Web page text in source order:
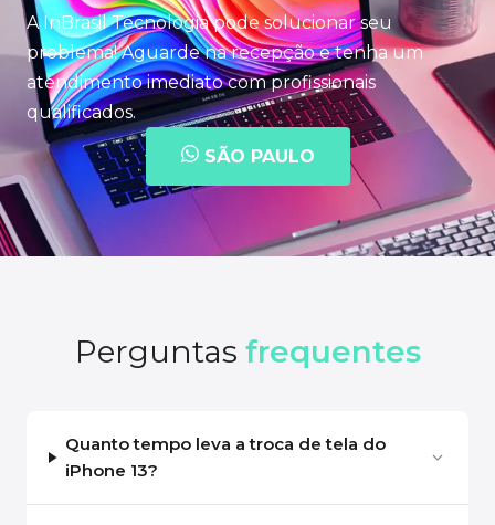
A InBrasil Tecnologia pode solucionar seu
problema! Aguarde na recepção e tenha um
atendimento imediato com profissionais
qualificados.
SÃO PAULO
Perguntas frequentes
Quanto tempo leva a troca de tela do
iPhone 13?